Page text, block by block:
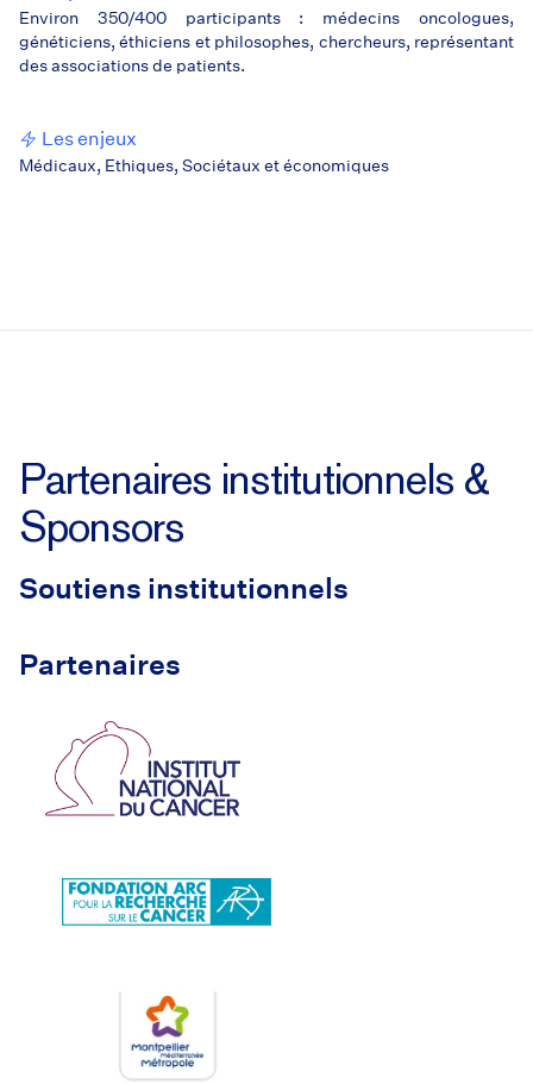
Environ 350/400 participants : médecins oncologues,
généticiens, éthiciens et philosophes, chercheurs, représentant
des associations de patients.
Les enjeux
Médicaux, Ethiques, Sociétaux et économiques
Partenaires institutionnels &
Sponsors
Soutiens institutionnels
Partenaires